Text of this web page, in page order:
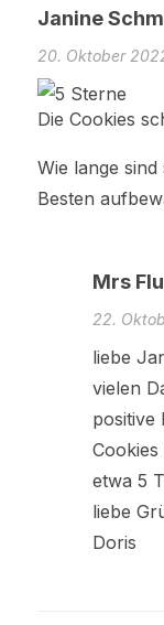
Janine
20. Oktober
Die Cookies
Wie lange
Besten
Mrs
22.
liebe
vielen
positive
etwa 5
liebe
Doris